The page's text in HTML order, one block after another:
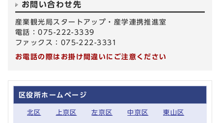
お問い合わせ先
産業観光局スタートアップ・産学連携推進室
電話：075-222-3339
ファックス：075-222-3331
お電話の際はお掛け間違いにご注意ください
区役所ホームページ
北区 上京区 左京区 中京区 東山区